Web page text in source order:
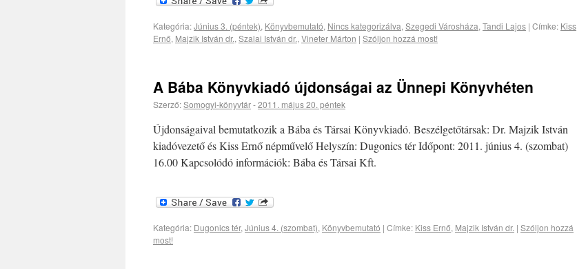
Kategória:Június 3. (péntek), Könyvbemutató, Nincs kategorizálva, Szegedi Városháza, Tandi Lajos | Címke: Kiss
Ernő, Majzik István dr., Szalai István dr., Vineter Márton | Szóljon hozzá most!
A Bába Könyvkiadó újdonságai az Ünnepi Könyvhéten
Szerző:Somogyi-könyvtár-2011. május 20. péntek
Újdonságaival bemutatkozik a Bába és Társai Könyvkiadó. Beszélgetőtársak: Dr. Majzik István
kiadóvezető és Kiss Ernő népművelő Helyszín: Dugonics tér Időpont: 2011. június 4. (szombat)
16.00 Kapcsolódó információk: Bába és Társai Kft.
Kategória: Dugonics tér, Június 4. (szombat), Könyvbemutató | Címke: Kiss Ernő, Majzik István dr. | Szóljon hozzá
most!